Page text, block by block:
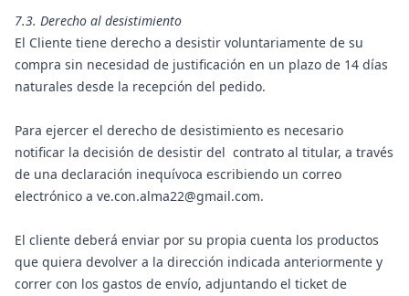
7.3. Derecho al desistimiento
El Cliente tiene derecho a desistir voluntariamente de su
compra sin necesidad de justificación en un plazo de 14 días
naturales desde la recepción del pedido.
Para ejercer el derecho de desistimiento es necesario
notificar la decisión de desistir del contrato al titular, a través
de una declaración inequívoca escribiendo un correo
electrónico a ve.con.alma22@gmail.com.
El cliente deberá enviar por su propia cuenta los productos
que quiera devolver a la dirección indicada anteriormente y
correr con los gastos de envío, adjuntando el ticket de